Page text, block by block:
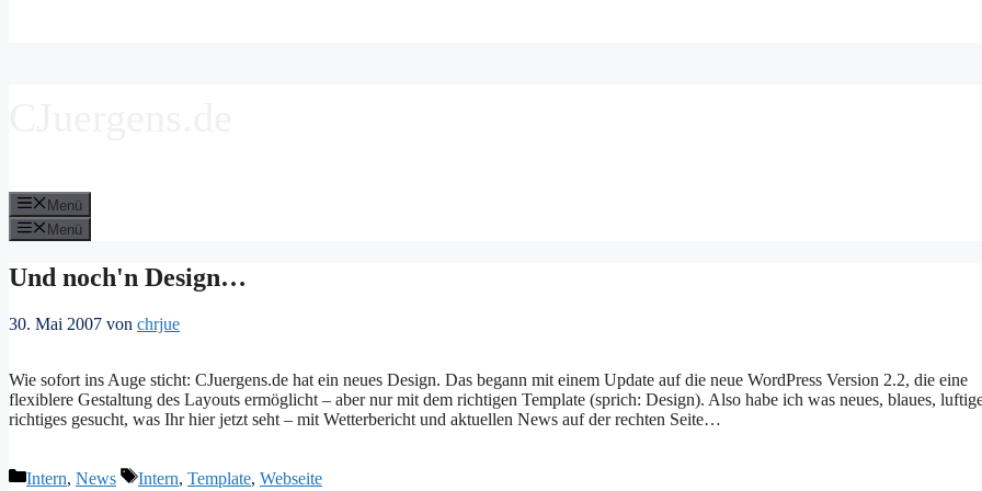
Menü
Menü
Und noch'n Design…
30. Mai 2007 von chrjue
Wie sofort ins Auge sticht: CJuergens.de hat ein neues Design. Das begann mit einem Update auf die neue WordPress Version 2.2, die eine
flexiblere Gestaltung des Layouts ermöglicht – aber nur mit dem richtigen Template (sprich: Design). Also habe ich was neues, blaues,
richtiges gesucht, was Ihr hier jetzt seht – mit Wetterbericht und aktuellen News auf der rechten Seite…
Kategorien
Intern, News Schlagwörter
Intern, Template, Webseite